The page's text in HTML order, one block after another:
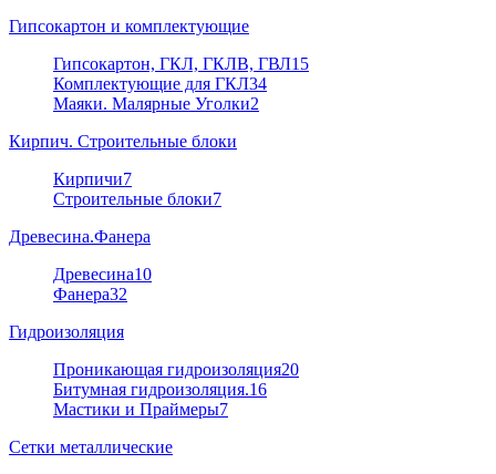
Гипсокартон и комплектующие
Гипсокартон, ГКЛ, ГКЛВ, ГВЛ15
Комплектующие для ГКЛ34
Маяки. Малярные Уголки2
Кирпич. Строительные блоки
Кирпичи7
Строительные блоки7
Древесина.Фанера
Древесина10
Фанера32
Гидроизоляция
Проникающая гидроизоляция20
Битумная гидроизоляция.16
Мастики и Праймеры7
Сетки металлические